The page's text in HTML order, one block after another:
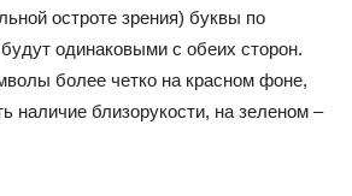
остроте зрения) буквы по
одинаковыми с обеих сторон.
более четко на красном фоне,
наличие близорукости, на зеленом –